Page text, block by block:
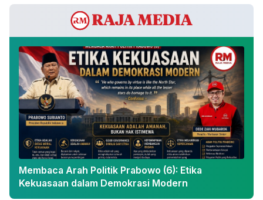
Membaca Arah Politik Prabowo (6): Etika
Kekuasaan dalam Demokrasi Modern